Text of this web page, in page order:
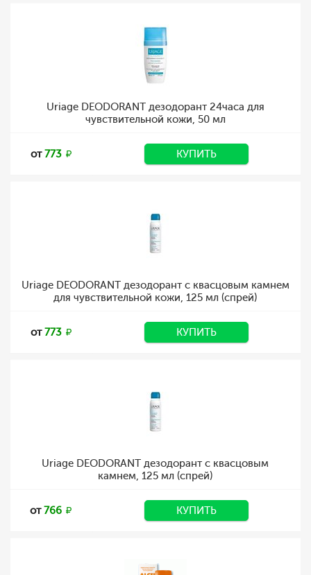
Uriage DEODORANT дезодорант 24часа для
чувствительной кожи, 50 мл
от773 КУПИТЬ
Uriage DEODORANT дезодорант с квасцовым камнем
для чувствительной кожи, 125 мл (спрей)
от773 КУПИТЬ
Uriage DEODORANT дезодорант с квасцовым
камнем, 125 мл (спрей)
от766 КУПИТЬ